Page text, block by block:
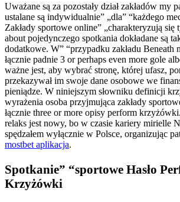
Uważane są za pozostały dział zakładów my
ustalane są indywidualnie” „dla” “każdego
Zakłady sportowe online” „charakteryzują się
about pojedynczego spotkania dokładane są
dodatkowe. W” “przypadku zakładu Beneath
łącznie padnie 3 or perhaps even more gole
ważne jest, aby wybrać stronę, której ufasz,
przekazywał im swoje dane osobowe we
pieniądze. W niniejszym słowniku definicji
wyrażenia osoba przyjmująca zakłady
łącznie three or more opisy perform
relaks jest nowy, bo w czasie kariery mirielle
spędzałem wyłącznie w Polsce, organizując
mostbet aplikacja.
Spotkanie” “sportowe Hasło
Krzyżówki